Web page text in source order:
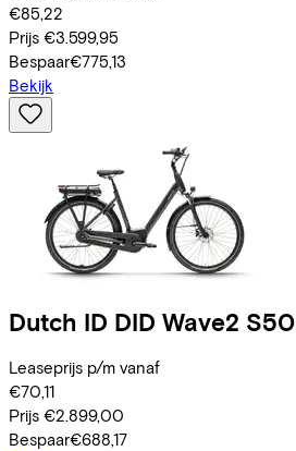
€85,22
Prijs €3.599,95
Bespaar€775,13
Bekijk
Dutch ID DID Wave2 S50
Leaseprijs p/m vanaf
€70,11
Prijs €2.899,00
Bespaar€688,17